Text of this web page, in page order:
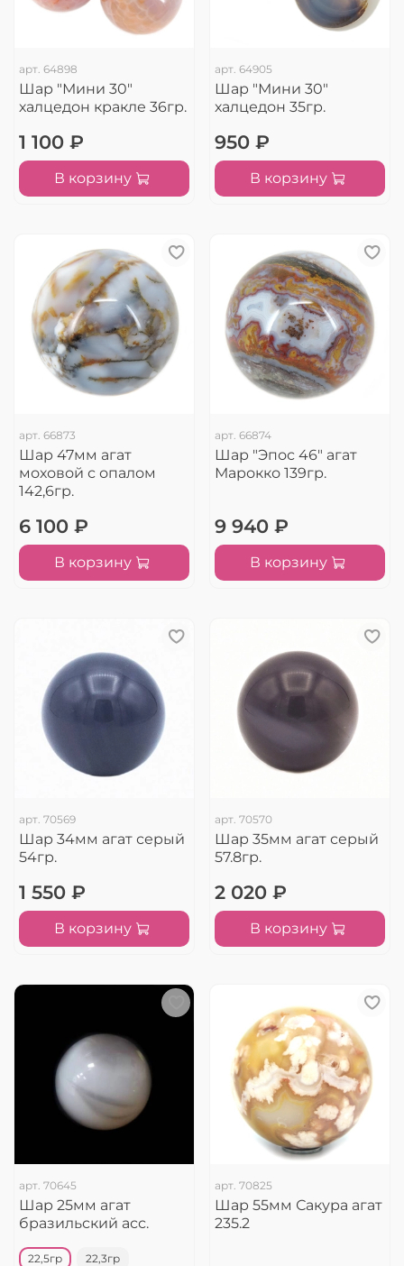
арт. 64898
Шар "Мини 30"
халцедон кракле 36гр.
1 100 ₽
В корзину
арт. 64905
Шар "Мини 30"
халцедон 35гр.
950 ₽
В корзину
арт. 66873
Шар 47мм агат
моховой с опалом
142,6гр.
6 100 ₽
В корзину
арт. 66874
Шар "Эпос 46" агат
Марокко 139гр.
9 940 ₽
В корзину
арт. 70569
Шар 34мм агат серый
54гр.
1 550 ₽
В корзину
арт. 70570
Шар 35мм агат серый
57.8гр.
2 020 ₽
В корзину
арт. 70645
Шар 25мм агат
бразильский асс.
22,5гр 22,3гр
арт. 70825
Шар 55мм Сакура агат
235.2